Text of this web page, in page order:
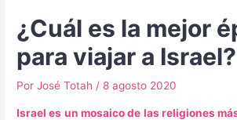
¿Cuál es la mejor
para viajar a Israel?
PorJosé Totah / 8 agosto 2020
Israel es un mosaico de las religiones